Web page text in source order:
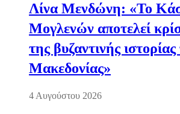
Λίνα Μενδώνη: «Το
Μογλενών αποτελεί
της βυζαντινής
Μακεδονίας»
4 Αυγούστου 2026